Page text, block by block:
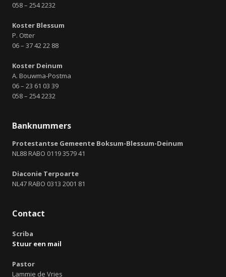
058 – 254 2232
Koster Blessum
P. Otter
06 – 37 42 22 88
Koster Deinum
A. Bouwma-Postma
06 – 23 61 03 39
058 – 254 2232
Banknummers
Protestantse Gemeente Boksum-Blessum-Deinum
NL88 RABO 0119 3579 41
Diaconie Terpoarte
NL47 RABO 0313 2001 81
Contact
Scriba
Stuur een mail
Pastor
Lammie de Vries